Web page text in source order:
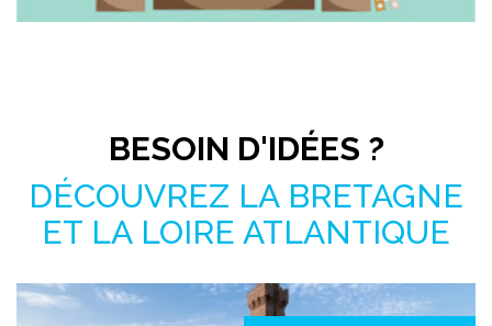
BESOIN D'IDÉES ?
DÉCOUVREZ LA BRETAGNE
ET LA LOIRE ATLANTIQUE